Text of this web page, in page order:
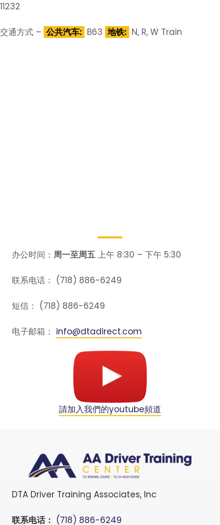
11232
交通方式 – 公共汽车: B63 地铁: N, R, W Train
办公时间： 周一至周五 上午 8:30 – 下午 5:30
联系电话： (718) 886-6249
短信： (718) 886-6249
电子邮箱： info@dtadirect.com
請加入我們的youtube頻道
DTA Driver Training Associates, Inc
联系电话： (718) 886-6249